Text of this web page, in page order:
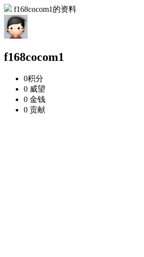
f168cocom1的资料
f168cocom1
0积分
0 威望
0 金钱
0 贡献